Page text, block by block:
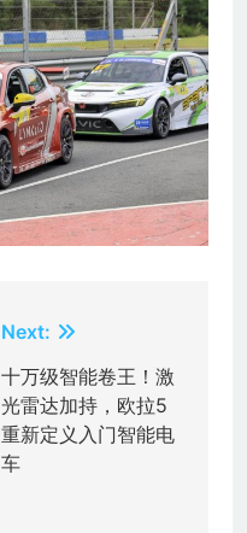
Next:
十万级智能卷王！激
光雷达加持，欧拉5
重新定义入门智能电
车